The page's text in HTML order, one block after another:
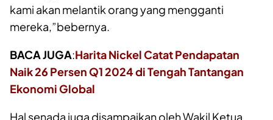
kami akan melantik orang yang mengganti
mereka,”bebernya.
BACA JUGA:Harita Nickel Catat Pendapatan
Naik 26 Persen Q1 2024 di Tengah Tantangan
Ekonomi Global
Hal senada juga disampaikan oleh Wakil Ketua